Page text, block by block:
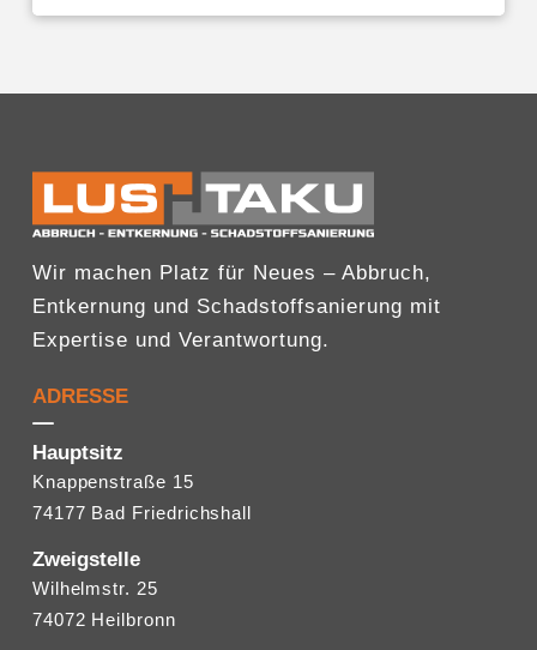
Wir machen Platz für Neues – Abbruch,
Entkernung und Schadstoffsanierung mit
Expertise und Verantwortung.
ADRESSE
Hauptsitz
Knappenstraße 15
74177 Bad Friedrichshall
Zweigstelle
Wilhelmstr. 25
74072 Heilbronn